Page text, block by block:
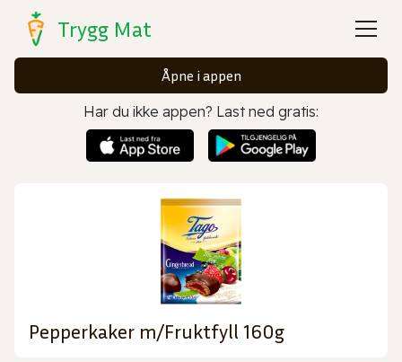
Trygg Mat
Åpne i appen
Har du ikke appen? Last ned gratis:
Pepperkaker m/Fruktfyll 160g